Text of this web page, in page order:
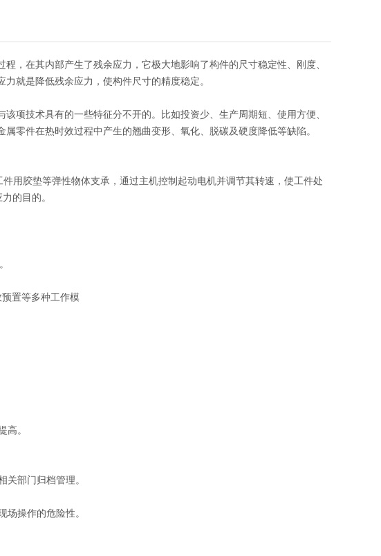
，在其内部产生了残余应力，它极大地影响了构件的尺寸稳定性、刚度、
就是降低残余应力，使构件尺寸的精度稳定。
项技术具有的一些特征分不开的。比如投资少、生产周期短、使用方便、
零件在热时效过程中产生的翘曲变形、氧化、脱碳及硬度降低等缺陷。
用胶垫等弹性物体支承，通过主机控制起动电机并调节其转速，使工件处
的目的。
置等多种工作模
高。
部门归档管理。
操作的危险性。